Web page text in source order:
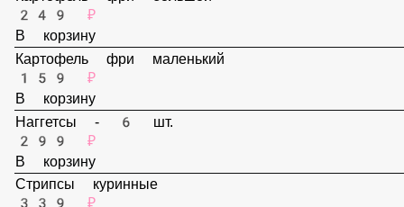
Картофель фри большой
249 ₽
В корзину
Картофель фри маленький
159 ₽
В корзину
Наггетсы - 6 шт.
299 ₽